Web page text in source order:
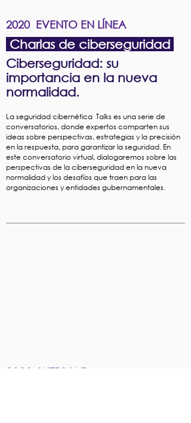
2020 EVENTO EN LÍNEA
Charlas de ciberseguridad
La seguridad cibernética Talks es una serie de
conversatorios, donde expertos comparten sus
ideas sobre perspectivas, estrategias y la precisión
en la respuesta, para garantizar la seguridad. En
este conversatorio virtual, dialogaremos sobre las
perspectivas de la ciberseguridad en la nueva
normalidad y los desafíos que traen para las
organizaciones y entidades gubernamentales.
Ciberseguridad: su
importancia en la nueva
normalidad.
2020 WEBINAR